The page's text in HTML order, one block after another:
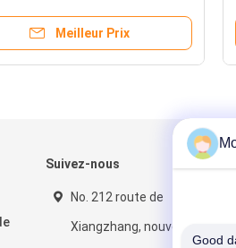
Meilleur Prix
Suivez-nous
No. 212 route de
Xiangzhang, nouvelle zone
Good